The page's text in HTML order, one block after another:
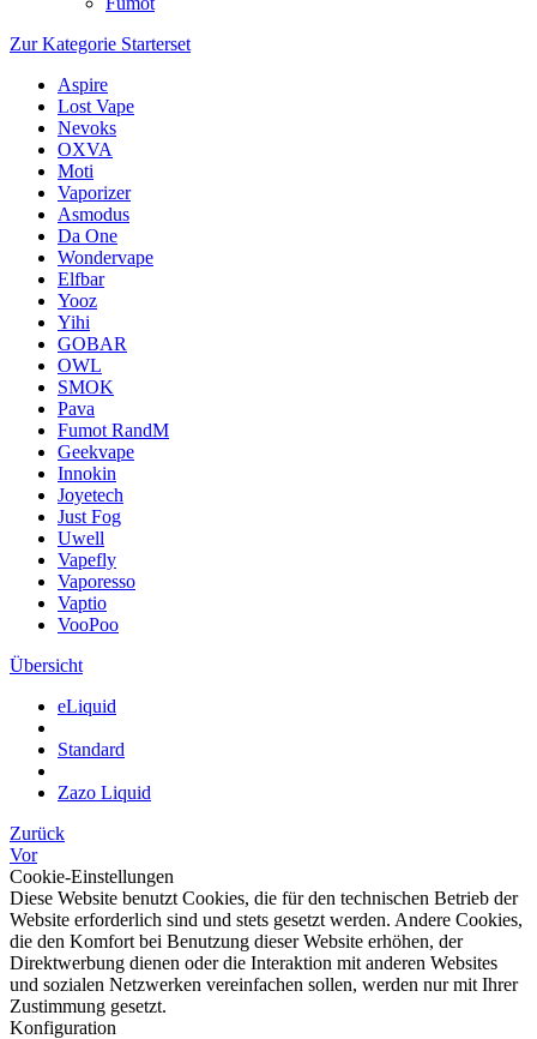
Zur Kategorie Starterset
Aspire
Lost Vape
Nevoks
OXVA
Moti
Vaporizer
Asmodus
Da One
Wondervape
Elfbar
Yooz
Yihi
GOBAR
OWL
SMOK
Pava
Fumot RandM
Geekvape
Innokin
Joyetech
Just Fog
Uwell
Vapefly
Vaporesso
Vaptio
VooPoo
Übersicht
eLiquid
Standard
Zazo Liquid
Zurück
Vor
Cookie-Einstellungen
Diese Website benutzt Cookies, die für den technischen Betrieb der
Website erforderlich sind und stets gesetzt werden. Andere Cookies,
die den Komfort bei Benutzung dieser Website erhöhen, der
Direktwerbung dienen oder die Interaktion mit anderen Websites
und sozialen Netzwerken vereinfachen sollen, werden nur mit Ihrer
Zustimmung gesetzt.
Konfiguration